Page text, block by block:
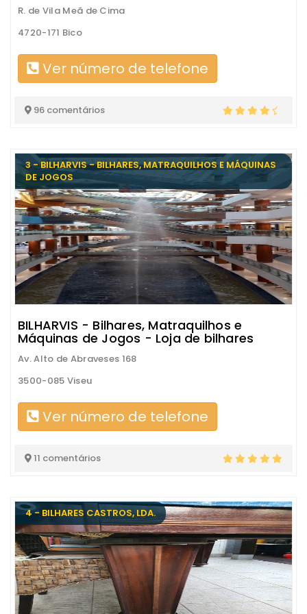
R. de Vila Meã de Cima
4720-171 Bico
Ver número de telefone
96 comentários
3 - BILHARVIS - BILHARES, MATRAQUILHOS E MÁQUINAS
DE JOGOS
BILHARVIS - Bilhares, Matraquilhos e
Máquinas de Jogos - Loja de bilhares
Av. Alto de Abraveses 168
3500-085 Viseu
Ver número de telefone
11 comentários
4 - BILHARES CASTROS, LDA.